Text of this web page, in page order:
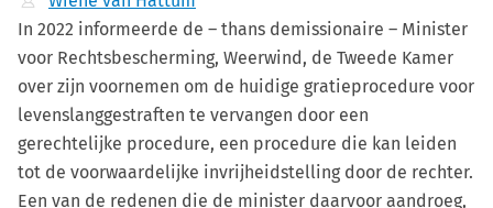
In 2022 informeerde de – thans demissionaire – Minister
voor Rechtsbescherming, Weerwind, de Tweede Kamer
over zijn voornemen om de huidige gratieprocedure voor
levenslanggestraften te vervangen door een
gerechtelijke procedure, een procedure die kan leiden
tot de voorwaardelijke invrijheidstelling door de rechter.
Een van de redenen die de minister daarvoor aandroeg,